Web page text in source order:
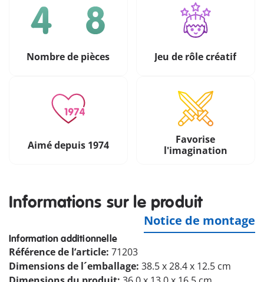
Nombre de pièces Jeu de rôle créatif
Aimé depuis 1974
Favorise
l'imagination
Informations sur le produit
Notice de montage
Information additionnelle
Référence de l’article: 71203
Dimensions de l´emballage: 38.5 x 28.4 x 12.5 cm